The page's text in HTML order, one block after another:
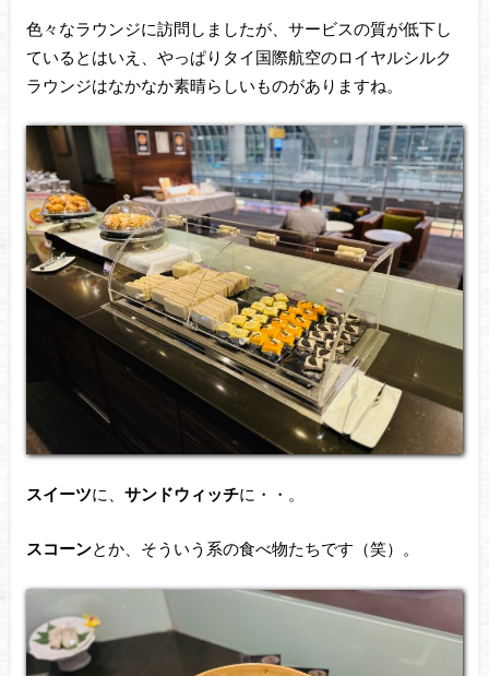
色々なラウンジに訪問しましたが、サービスの質が低下し
ているとはいえ、やっぱりタイ国際航空のロイヤルシルク
ラウンジはなかなか素晴らしいものがありますね。
スイーツに、 サンドウィッチに・・。
スコーンとか、そういう系の食べ物たちです（笑）。